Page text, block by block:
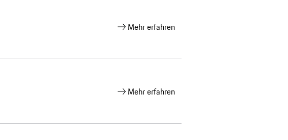
Mehr erfahren
Mehr erfahren